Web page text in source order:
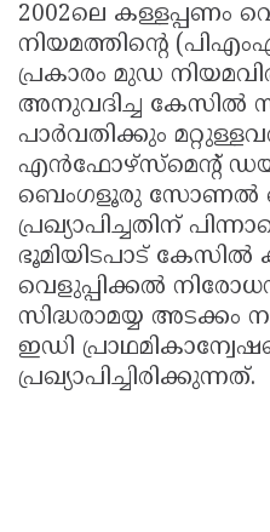
2002ലെ കള്ളപ്പണം
നിയമത്തിന്റെ
പ്രകാരം മുഡ
അനുവദിച്ച കേസില്‍
പാര്‍വതിക്കും
എന്‍ഫോഴ്‌സ്‌മെന്റ്
ബെംഗളൂരു സോണല്‍
പ്രഖ്യാപിച്ചതിന്
ഭൂമിയിടപാട് കേസില്‍
വെളുപ്പിക്കല്‍
സിദ്ധരാമയ്യ അടക്കം
ഇഡി
പ്രഖ്യാപിച്ചിരിക്കുന്നത്.